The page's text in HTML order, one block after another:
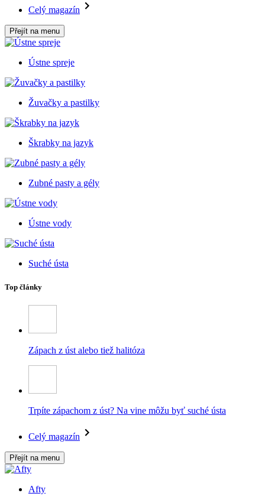
Celý magazín
Přejít na menu
Ústne spreje
Žuvačky a pastilky
Škrabky na jazyk
Zubné pasty a gély
Ústne vody
Suché ústa
Top články
Zápach z úst alebo tiež halitóza
Trpíte zápachom z úst? Na vine môžu byť suché ústa
Celý magazín
Přejít na menu
Afty